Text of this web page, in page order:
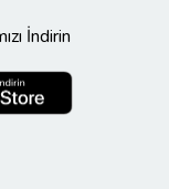
İndirin